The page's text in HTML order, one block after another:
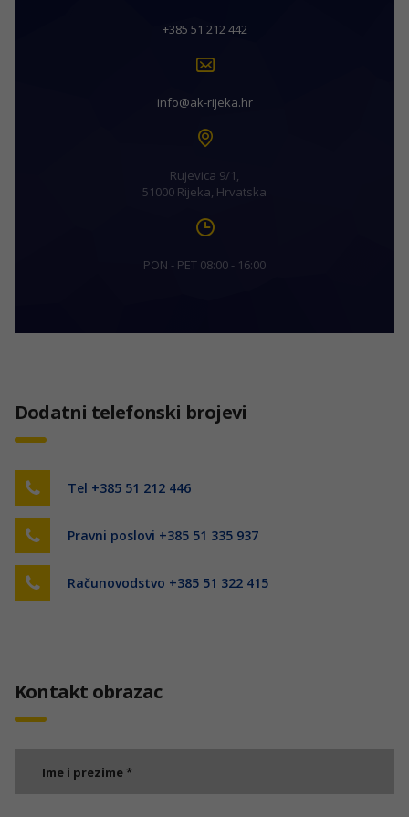
+385 51 212 442
info@ak-rijeka.hr
Rujevica 9/1,
51000 Rijeka, Hrvatska
PON - PET 08:00 - 16:00
Dodatni telefonski brojevi
Tel +385 51 212 446
Pravni poslovi +385 51 335 937
Računovodstvo +385 51 322 415
Kontakt obrazac